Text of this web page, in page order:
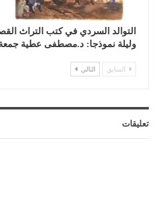
التوالد السردي في كتب التراث
وليلة نموذجا: د.مصطفى عطية
السابق التالي
تعليقات